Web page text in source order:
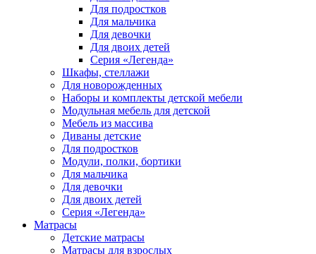
Для подростков
Для мальчика
Для девочки
Для двоих детей
Серия «Легенда»
Шкафы, стеллажи
Для новорожденных
Наборы и комплекты детской мебели
Модульная мебель для детской
Мебель из массива
Диваны детские
Для подростков
Модули, полки, бортики
Для мальчика
Для девочки
Для двоих детей
Серия «Легенда»
Матрасы
Детские матрасы
Матрасы для взрослых